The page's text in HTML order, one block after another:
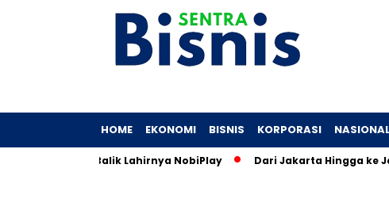
HOME EKONOMI BISNIS KORPORASI NASIONAL
Cerita di Balik Lahirnya NobiPlay Dari Jakarta Hingga ke